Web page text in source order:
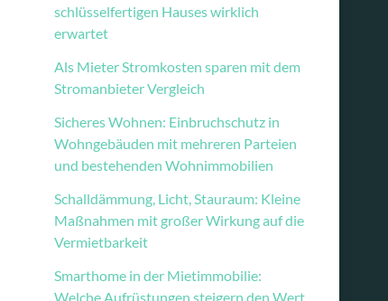
schlüsselfertigen Hauses wirklich
erwartet
Als Mieter Stromkosten sparen mit dem
Stromanbieter Vergleich
Sicheres Wohnen: Einbruchschutz in
Wohngebäuden mit mehreren Parteien
und bestehenden Wohnimmobilien
Schalldämmung, Licht, Stauraum: Kleine
Maßnahmen mit großer Wirkung auf die
Vermietbarkeit
Smarthome in der Mietimmobilie:
Welche Aufrüstungen steigern den Wert